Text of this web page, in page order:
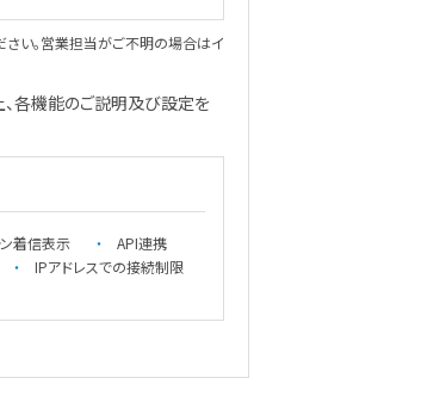
さい。営業担当がご不明の場合はイ
各機能のご説明及び設定を
ン着信表示
API連携
IPアドレスでの接続制限